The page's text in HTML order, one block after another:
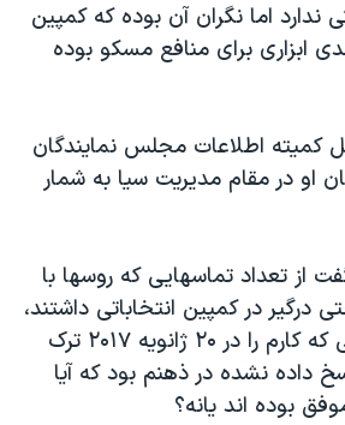
اما نگران آن بوده که کمپین
ابزاری برای منافع مسکو بوده
کمیته اطلاعات مجلس نمایندگان
او در مقام مدیریت سیا به شمار
از تعداد تماسهایی که روسها با
درگیر در کمپین انتخاباتی داشتند،
نگران بودم و تا زمانی که کارم را در ۲۰ ژانویه ۲۰۱۷ ترک
داده نشده در ذهنم بود که آیا
بوده اند یانه؟